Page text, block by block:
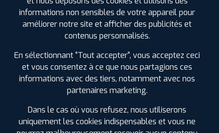
Étiquetage
informations non sensibles de votre appareil pour
améliorer notre site et afficher des publicités et
contenus personnalisés.
En sélectionnant "Tout accepter", vous acceptez ceci
et vous consentez à ce que nous partagions ces
informations avec des tiers, notamment avec nos
partenaires marketing.
Dans le cas où vous refusez, nous utiliserons
uniquement les cookies indispensables et vous ne